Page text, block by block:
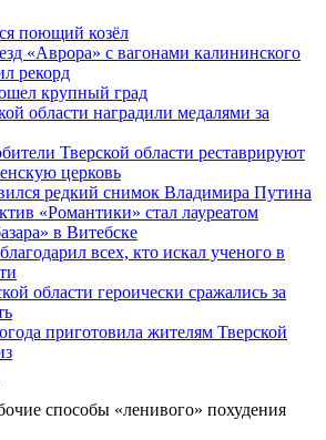
поющий козёл
«Аврора» с вагонами калининского
рекорд
крупный град
области наградили медалями за
Тверской области реставрируют
церковь
редкий снимок Владимира Путина
«Романтики» стал лауреатом
в Витебске
всех, кто искал ученого в
области героически сражались за
приготовила жителям Тверской
способы «ленивого» похудения